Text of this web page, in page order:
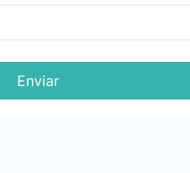
Enviar